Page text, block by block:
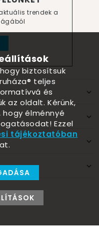
trendek a
biztosítsuk
teljes
és
az oldalt. Kérünk,
élménnyé
Ezzel
tájékoztatóban